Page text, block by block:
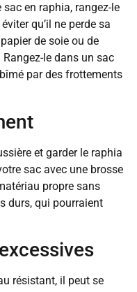
en raphia, rangez-le
qu’il ne perde sa
de soie ou de
le dans un sac
par des frottements
et garder le raphia
sac avec une brosse
propre sans
durs, qui pourraient
résistant, il peut se